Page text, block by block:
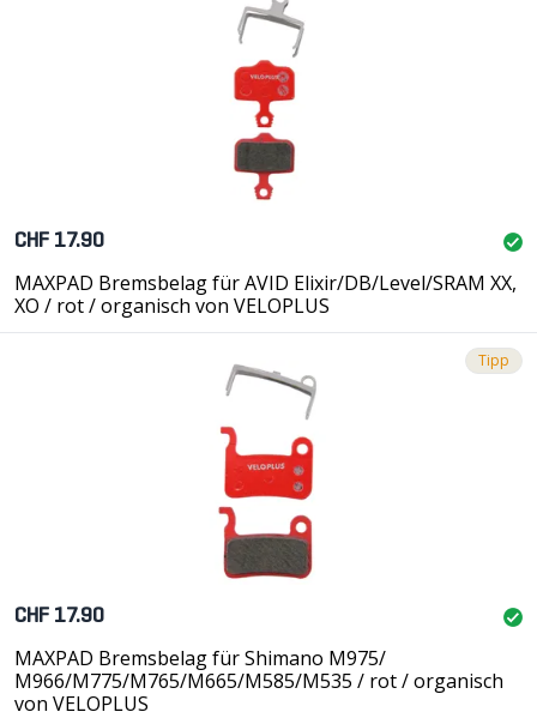
CHF 17.90
MAXPAD Bremsbelag für AVID Elixir/DB/Level/SRAM XX,
XO / rot / organisch von VELOPLUS
Tipp
CHF 17.90
MAXPAD Bremsbelag für Shimano M975/
M966/M775/M765/M665/M585/M535 / rot / organisch
von VELOPLUS